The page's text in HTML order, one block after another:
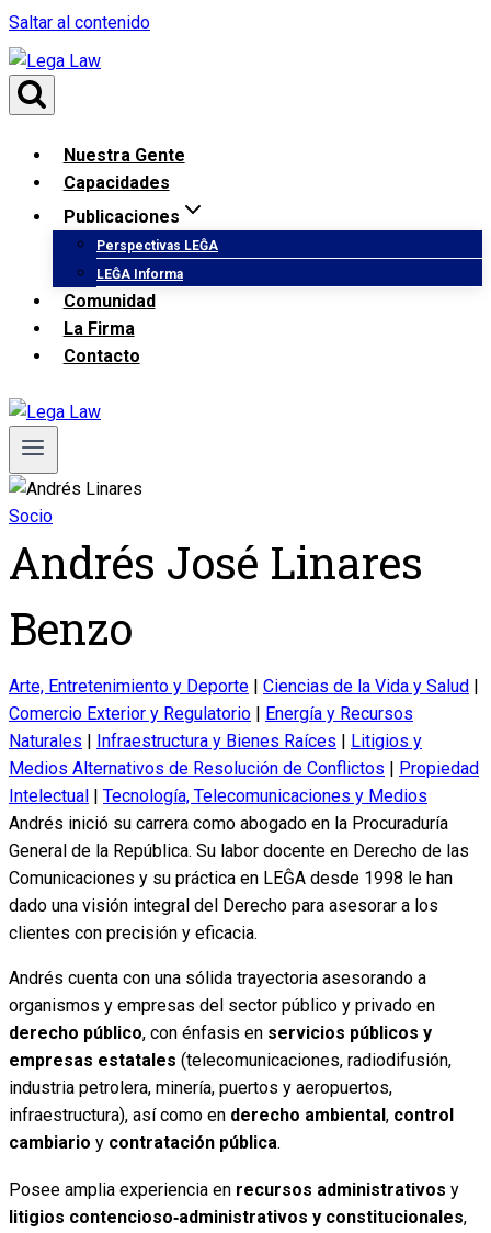
Saltar al contenido
Nuestra Gente
Capacidades
Publicaciones
Perspectivas LEĜA
LEĜA Informa
Comunidad
La Firma
Contacto
Socio
Andrés José Linares
Benzo
Arte, Entretenimiento y Deporte | Ciencias de la Vida y Salud |
Comercio Exterior y Regulatorio | Energía y Recursos
Naturales | Infraestructura y Bienes Raíces | Litigios y
Medios Alternativos de Resolución de Conflictos | Propiedad
Intelectual | Tecnología, Telecomunicaciones y Medios
Andrés inició su carrera como abogado en la Procuraduría
General de la República. Su labor docente en Derecho de las
Comunicaciones y su práctica en LEĜA desde 1998 le han
dado una visión integral del Derecho para asesorar a los
clientes con precisión y eficacia.
Andrés cuenta con una sólida trayectoria asesorando a
organismos y empresas del sector público y privado en
derecho público, con énfasis en servicios públicos y
empresas estatales (telecomunicaciones, radiodifusión,
industria petrolera, minería, puertos y aeropuertos,
infraestructura), así como en derecho ambiental, control
cambiario y contratación pública.
Posee amplia experiencia en recursos administrativos y
litigios contencioso‑administrativos y constitucionales,